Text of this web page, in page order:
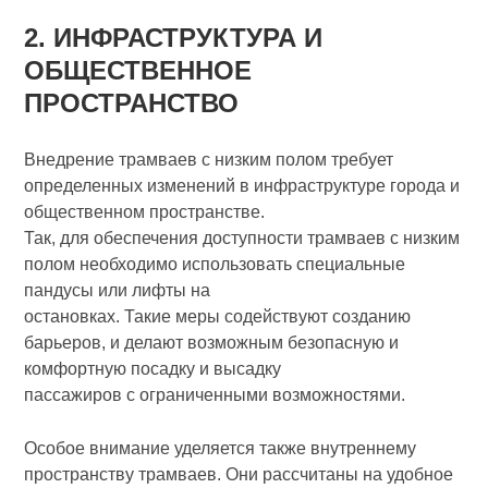
2. ИНФРАСТРУКТУРА И
ОБЩЕСТВЕННОЕ
ПРОСТРАНСТВО
Внедрение трамваев с низким полом требует
определенных изменений в инфраструктуре города и
общественном пространстве.
Так, для обеспечения доступности трамваев с низким
полом необходимо использовать специальные
пандусы или лифты на
остановках. Такие меры содействуют созданию
барьеров, и делают возможным безопасную и
комфортную посадку и высадку
пассажиров с ограниченными возможностями.
Особое внимание уделяется также внутреннему
пространству трамваев. Они рассчитаны на удобное